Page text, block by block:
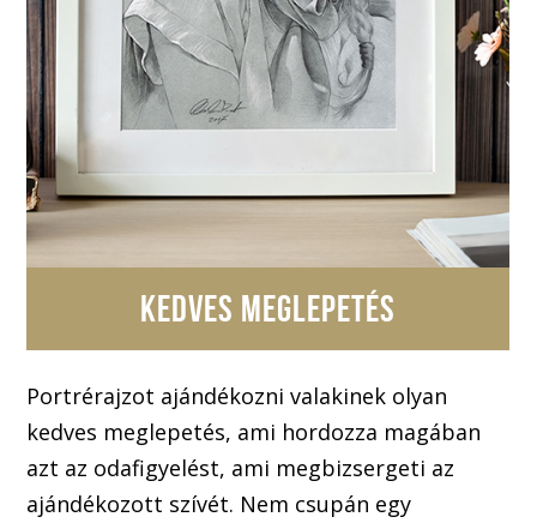
KEDVES MEGLEPETÉS
Portrérajzot ajándékozni valakinek olyan
kedves meglepetés, ami hordozza magában
azt az odafigyelést, ami megbizsergeti az
ajándékozott szívét. Nem csupán egy